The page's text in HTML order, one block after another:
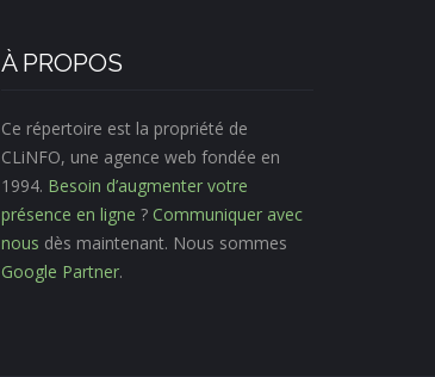
À PROPOS
Ce répertoire est la propriété de
CLiNFO, une agence web fondée en
1994. Besoin d’augmenter votre
présence en ligne ? Communiquer avec
nous dès maintenant. Nous sommes
Google Partner.